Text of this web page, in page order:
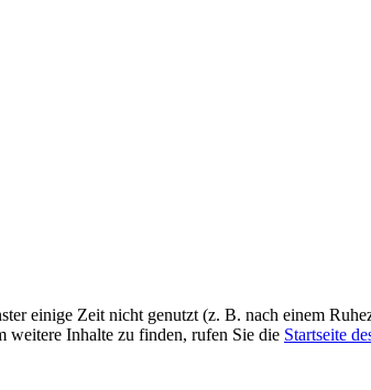
einige Zeit nicht genutzt (z. B. nach einem
weitere Inhalte zu finden, rufen Sie die Startseite